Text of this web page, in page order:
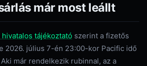
már most leállt
tájékoztató szerint a fizetős
2026. július 7-én 23:00-kor Pacific idő
már rendelkezik rubinnal, az a